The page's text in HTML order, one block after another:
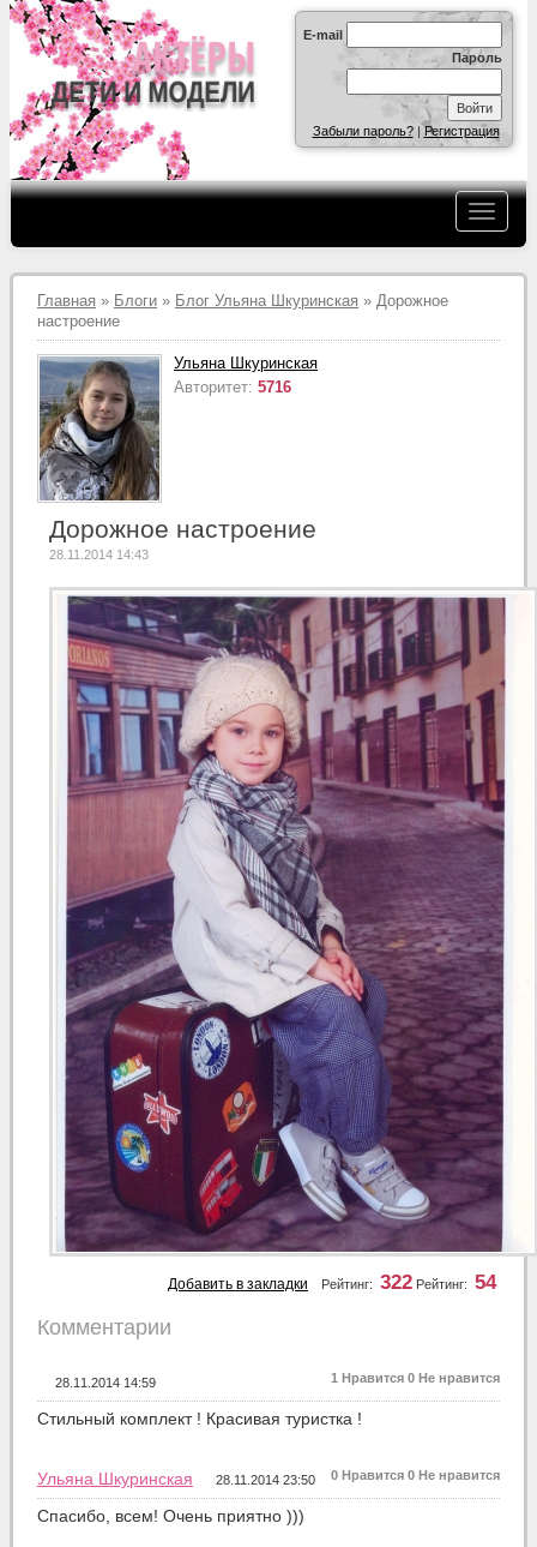
E-mail
Пароль
Забыли пароль?|Регистрация
Главная » Блоги » Блог Ульяна Шкуринская » Дорожное
настроение
Ульяна Шкуринская
Авторитет: 5716
Дорожное настроение
28.11.2014 14:43
Рейтинг: 54
Рейтинг: 322
Добавить в закладки
Комментарии
1 Нравится 0 Не нравится
28.11.2014 14:59
Стильный комплект ! Красивая туристка !
0 Нравится 0 Не нравится
Ульяна Шкуринская 28.11.2014 23:50
Спасибо, всем! Очень приятно )))